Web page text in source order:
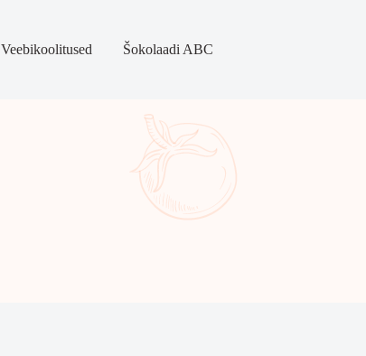
Veebikoolitused Šokolaadi ABC